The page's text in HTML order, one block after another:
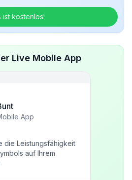
ist kostenlos!
Live Mobile App
App
die Leistungsfähigkeit
auf Ihrem